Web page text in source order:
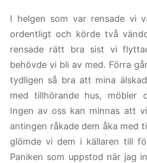
I helgen som var rensade vi
ordentligt och körde två
rensade rätt bra sist vi
behövde vi bli av med. Förra
tydligen så bra att mina
med tillhörande hus, möbler
Ingen av oss kan minnas att
antingen råkade dem åka med
glömde vi dem i källaren till
Paniken som uppstod när jag